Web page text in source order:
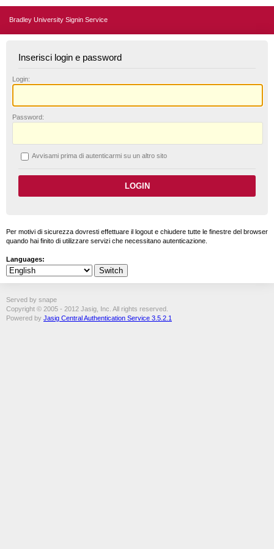
Bradley University Signin Service
Inserisci login e password
L ogin:
Password:
Avvisami prima di autenticarmi su un altro sito
Per motivi di sicurezza dovresti effettuare il logout e chiudere tutte le finestre del browser
quando hai finito di utilizzare servizi che necessitano autenticazione.
Languages:
Served by snape
Copyright © 2005 - 2012 Jasig, Inc. All rights reserved.
Powered by Jasig Central Authentication Service 3.5.2.1